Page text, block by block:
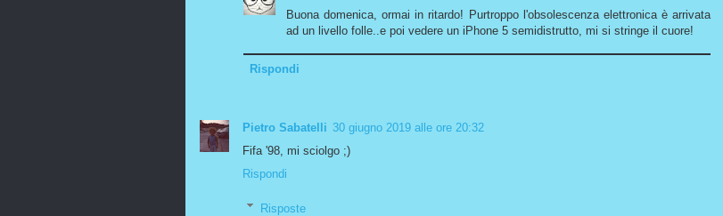
Buona domenica, ormai in ritardo! Purtroppo l'obsolescenza elettronica è arrivata
ad un livello folle..e poi vedere un iPhone 5 semidistrutto, mi si stringe il cuore!
Rispondi
Pietro Sabatelli 30 giugno 2019 alle ore 20:32
Fifa '98, mi sciolgo ;)
Rispondi
Risposte